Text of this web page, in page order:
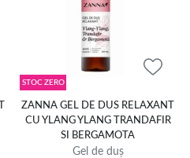
STOC ZERO
ZANNA GEL DE DUS RELAXANT
CU YLANG YLANG TRANDAFIR
SI BERGAMOTA
Gel de duș